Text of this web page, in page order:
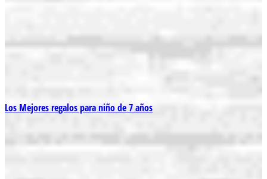
Los Mejores regalos para niño de 7 años